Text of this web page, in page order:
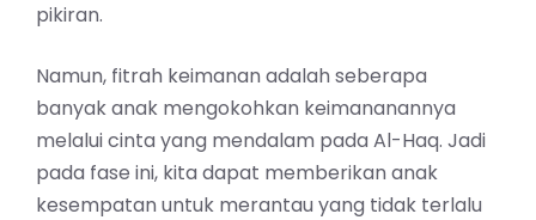
pikiran.
Namun, fitrah keimanan adalah seberapa
banyak anak mengokohkan keimananannya
melalui cinta yang mendalam pada Al-Haq. Jadi
pada fase ini, kita dapat memberikan anak
kesempatan untuk merantau yang tidak terlalu